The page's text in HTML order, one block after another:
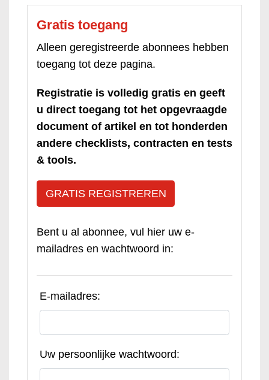
Gratis toegang
Alleen geregistreerde abonnees hebben
toegang tot deze pagina.
Registratie is volledig gratis en geeft
u direct toegang tot het opgevraagde
document of artikel en tot honderden
andere checklists, contracten en tests
& tools.
GRATIS REGISTREREN
Bent u al abonnee, vul hier uw e-
mailadres en wachtwoord in:
E-mailadres:
Uw persoonlijke wachtwoord: